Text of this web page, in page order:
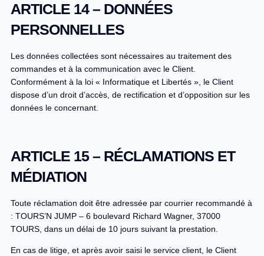
ARTICLE 14 – DONNÉES
PERSONNELLES
Les données collectées sont nécessaires au traitement des
commandes et à la communication avec le Client.
Conformément à la loi « Informatique et Libertés », le Client
dispose d’un droit d’accès, de rectification et d’opposition sur les
données le concernant.
ARTICLE 15 – RÉCLAMATIONS ET
MÉDIATION
Toute réclamation doit être adressée par courrier recommandé à
: TOURS’N JUMP – 6 boulevard Richard Wagner, 37000
TOURS, dans un délai de 10 jours suivant la prestation.
En cas de litige, et après avoir saisi le service client, le Client